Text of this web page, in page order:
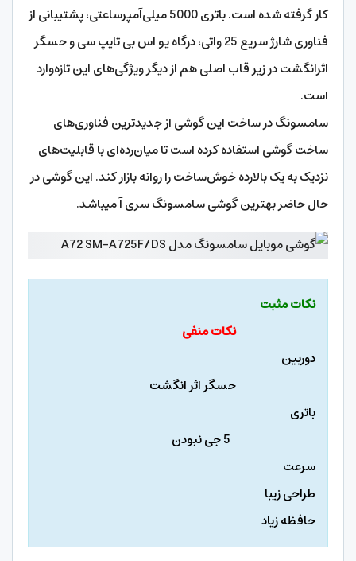
کار گرفته شده است. باتری 5000 میلی‌آمپرساعتی، پشتیبانی از
فناوری شارژ سریع 25 واتی، درگاه یو اس بی تایپ سی و حسگر
اثرانگشت در زیر قاب اصلی هم از دیگر ویژگی‌های این تازه‌وارد
است.
سامسونگ در ساخت این گوشی از جدیدترین فناوری‌های
ساخت گوشی استفاده کرده است تا میان‌رده‌ای با قابلیت‌های
نزدیک به یک بالارده خوش‌ساخت را روانه بازار کند. این گوشی در
حال حاضر بهترین گوشی سامسونگ سری آ میباشد.
نکات مثبت
نکات منفی
دوربین
حسگر اثر انگشت
باتری
سرعت
طراحی زیبا
حافظه زیاد